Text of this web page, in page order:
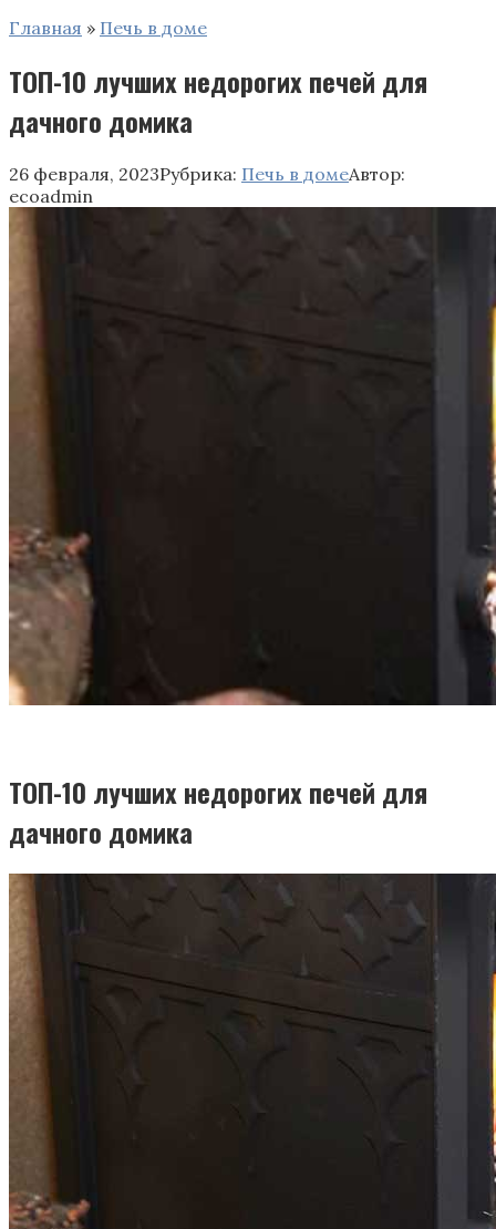
Главная » Печь в доме
ТОП-10 лучших недорогих печей для
дачного домика
26 февраля, 2023Рубрика: Печь в домеАвтор:
ecoadmin
ТОП-10 лучших недорогих печей для
дачного домика